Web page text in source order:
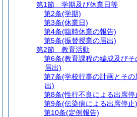
第1節
学期及び休業日等
第2条(学期)
第3条(休業日)
第4条(臨時休業の報告)
第5条(振替授業の届出)
第2節
教育活動
第6条(教育課程の編成及びそ
届出)
第7条(学校行事の計画とその
出)
第8条(性行不良による出席停
第9条(伝染病による出席停止)
第10条(定例報告)